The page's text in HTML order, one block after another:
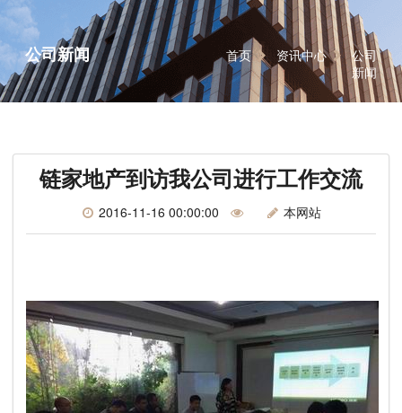
公司新闻 首页 资讯中心
公司
新闻
链家地产到访我公司进行工作交流
2016-11-16 00:00:00 本网站